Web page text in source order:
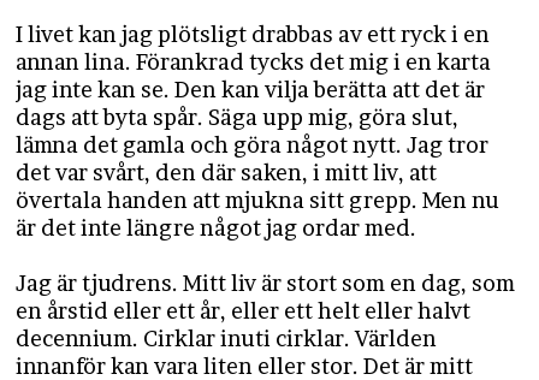
I livet kan jag plötsligt drabbas av ett ryck i en
annan lina. Förankrad tycks det mig i en karta
jag inte kan se. Den kan vilja berätta att det är
dags att byta spår. Säga upp mig, göra slut,
lämna det gamla och göra något nytt. Jag tror
det var svårt, den där saken, i mitt liv, att
övertala handen att mjukna sitt grepp. Men nu
är det inte längre något jag ordar med.
Jag är tjudrens. Mitt liv är stort som en dag, som
en årstid eller ett år, eller ett helt eller halvt
decennium. Cirklar inuti cirklar. Världen
innanför kan vara liten eller stor. Det är mitt